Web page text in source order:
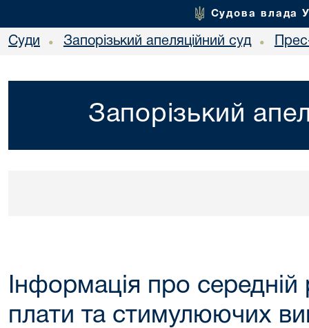
Судова влада
Суди • Запорізький апеляційний суд •
Запорізький
Інформація про середній
плати та стимулюючих